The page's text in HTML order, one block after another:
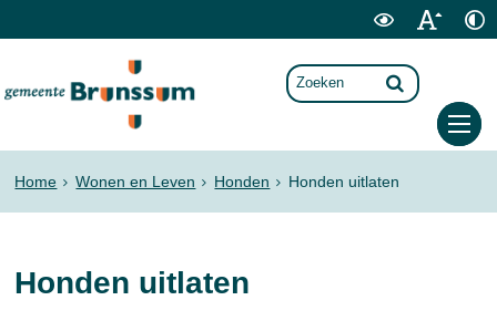
Home Wonen en Leven Honden Honden uitlaten
Honden uitlaten